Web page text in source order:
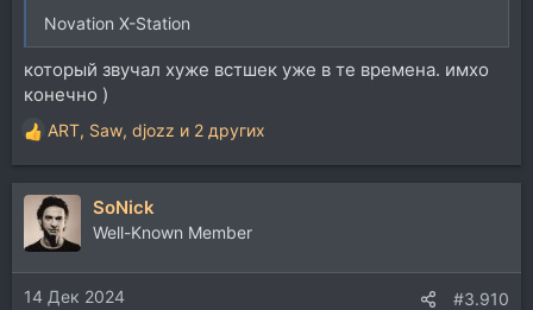
Novation X-Station
который звучал хуже встшек уже в те времена. имхо
конечно )
Р
е
а
и
и
:
ART, Saw, djozz и 2 других
SoNick
Well-Known Member
14 Дек 2024 #3.910